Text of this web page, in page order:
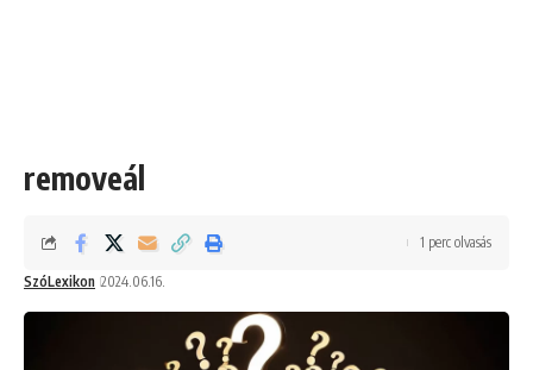
removeál
SzóLexikon 2024.06.16.
1 perc olvasás